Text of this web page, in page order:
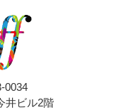
0034
井ビル2階